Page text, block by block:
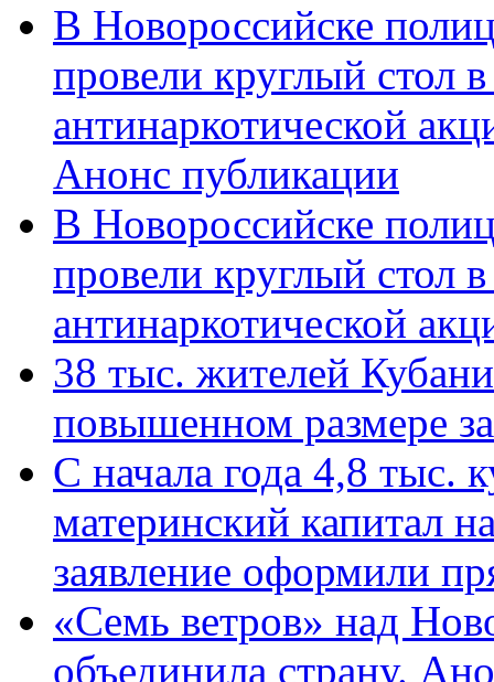
В Новороссийске
провели круглый стол
антинаркотической
Анонс публикации
В Новороссийске
провели круглый стол
антинаркотической
38 тыс. жителей
повышенном размере
С начала года 4,8 тыс.
материнский капитал
заявление оформили
«Семь ветров» над
объединила страну.